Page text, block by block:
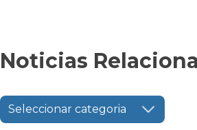
Noticias
Seleccionar categoria